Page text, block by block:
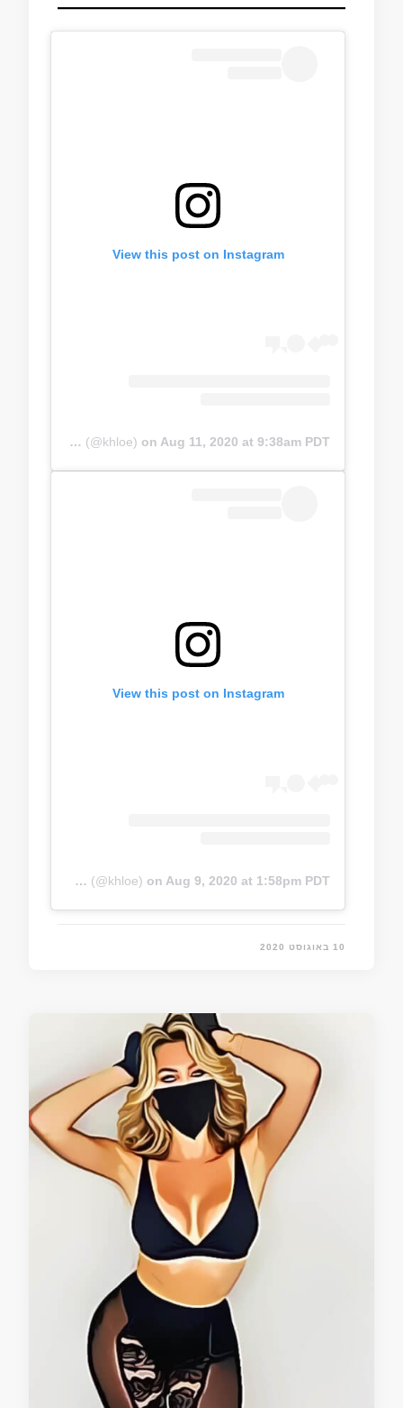
View this post on Instagram
A post shared by Khloë Terae 🇨🇦 (@khloe) on Aug 11, 2020 at 9:38am PDT
View this post on Instagram
A post shared by Khloë Terae 🇨🇦 (@khloe) on Aug 9, 2020 at 1:58pm PDT
10 באוגוסט 2020